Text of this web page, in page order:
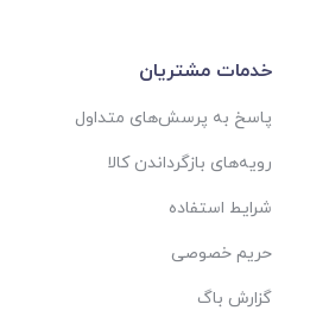
خدمات مشتریان
پاسخ به پرسش‌های متداول
رویه‌های بازگرداندن کالا
شرایط استفاده
حریم خصوصی
گزارش باگ